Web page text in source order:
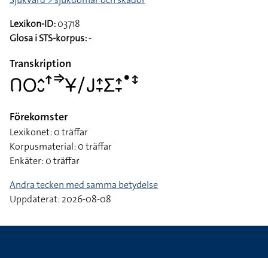
Lexikon-ID:03718
Glosa i STS-korpus:-
Transkription
􌤂􌥆􌤵􌤷􌦃􌦆􌥃􌥠􌤢􌤴􌥙􌤥􌤴􌥙􌤟􌥥
Förekomster
Lexikonet: 0 träffar
Korpusmaterial: 0 träffar
Enkäter: 0 träffar
Andra tecken med samma betydelse
Uppdaterat: 2026-08-08